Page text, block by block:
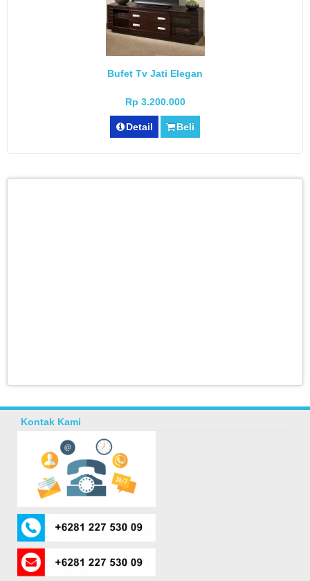
Bufet Tv Jati Elegan
Rp 3.200.000
Detail Beli
Kontak Kami